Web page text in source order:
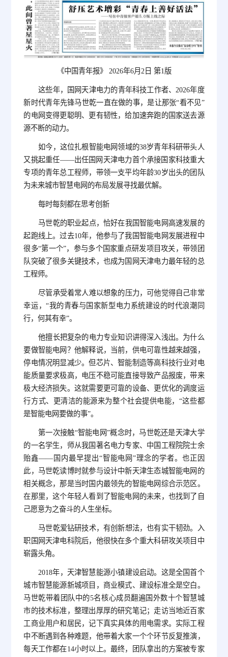
《中国青年报》 2026年6月2日 第1版
这些年，国网天津电力的青年科技工作者、2026年度
新时代青年先锋马世乾一直在做的事，是让那张“看不见”
的电网变得更聪明、更有韧性，给加速奔跑的国家送去源
源不断的动力。
如今，这位扎根智能电网领域的38岁青年科研带头人
又挑起重任——出任国网天津电力首个承接国家科技重大
专项的青年总工程师，带领一支平均年龄30岁出头的团队
为未来城市智慧电网的布局发展寻找最优解。
每时每刻都在思考创新
马世乾的职业起点，恰好在我国智能电网高速发展的
起跑线上。过去10年，他参与了我国智能电网发展进程中
很多“第一个”，参与多个国家重点研发项目攻关，带领团
队突破了很多关键技术，也成为国网天津电力最年轻的总
工程师。
尽管承受着常人难以想象的压力，可他觉得自己非常
幸运，“我的青春与国家新型电力系统建设的时代浪潮同
行，何其有幸”。
他擅长把复杂的电力专业知识讲得深入浅出。为什么
要做智能电网？他解释说，当前，供电可靠性越来越强，
停电情况明显减少。但芯片、智能制造等高科技行业对电
能质量要求极高，电压不稳可能直接导致产品报废，带来
极大经济损失。这就需要更可靠的设备、更优化的调度运
行方式、更清洁的能源来为整个社会提供电能，“这些都
是智能电网要做的事”。
第一次接触“智能电网”概念时，马世乾还是天津大学
的一名学生，师从我国著名电力专家、中国工程院院士余
贻鑫——国内最早提出“智能电网”理念的学者。也正因
此，马世乾读博时就参与设计中新天津生态城智能电网的
相关概念，那是当时国内最领先的智能电网综合示范区。
在那里，这个年轻人看到了智能电网的未来，也找到了自
己愿意为之奋斗的人生坐标。
马世乾爱钻研技术，有创新想法，也有实干韧劲。入
职国网天津电科院后，他很快在多个重大科研攻关项目中
崭露头角。
2018年，天津智慧能源小镇建设启动。这是全国首个
城市智慧能源新城项目，商业模式、建设标准全是空白。
马世乾带着团队中的5名核心成员翻遍国外数十个智慧城
市的技术标准，整理出厚厚的研究笔记；走访当地近百家
工商业用户和居民，记下真实具体的用电需求。实际工程
中不断遇到各种难题，他带着大家一个个环节反复推演，
每天工作都在14小时以上。最终，团队拿出的方案被专家